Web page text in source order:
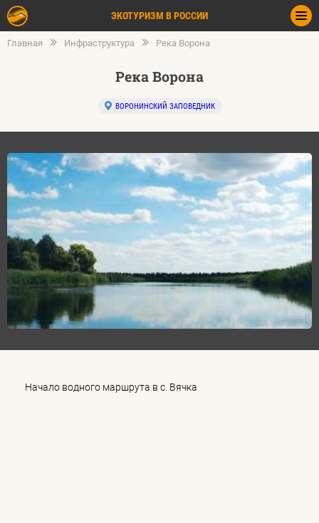
ЭКОТУРИЗМ В РОССИИ
Главная Инфраструктура Река Ворона
Река Ворона
ВОРОНИНСКИЙ ЗАПОВЕДНИК
Начало водного маршрута в с. Вячка